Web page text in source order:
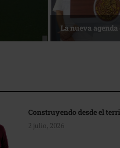
La nueva
Construyendo desde el
2 julio, 2026